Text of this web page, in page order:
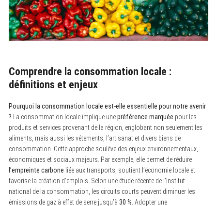
Comprendre la consommation locale :
définitions et enjeux
Pourquoi la consommation locale est-elle essentielle pour notre avenir
? La consommation locale implique unepréférence marquée pour les
produits et services provenant de la région, englobant non seulement les
aliments, mais aussi les vêtements, l’artisanat et divers biens de
consommation. Cette approche soulève des enjeux environnementaux,
économiques et sociaux majeurs. Par exemple, elle permet de réduire
l’empreinte carbone liée aux transports, soutient l’économie locale et
favorise la création d’emplois. Selon une étude récente de l’Institut
national de la consommation, les circuits courts peuvent diminuer les
émissions de gaz à effet de serre jusqu’à 30 % . Adopter une